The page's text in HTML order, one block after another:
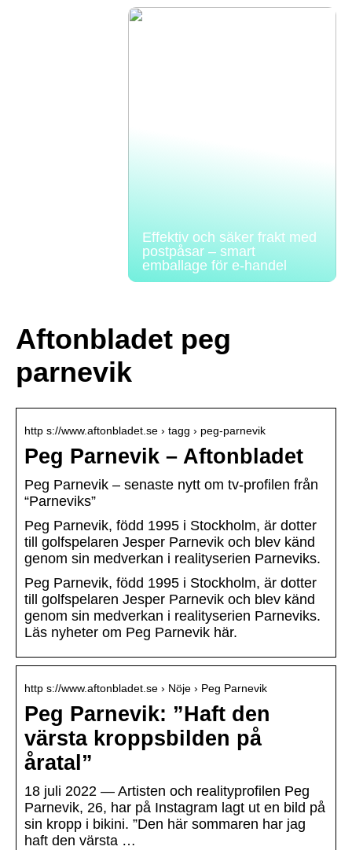
Effektiv och säker frakt med
postpåsar – smart
emballage för e-handel
Aftonbladet peg
parnevik
http s://www.aftonbladet.se › tagg › peg-parnevik
Peg Parnevik – Aftonbladet
Peg Parnevik – senaste nytt om tv-profilen från
“Parneviks”
Peg Parnevik, född 1995 i Stockholm, är dotter
till golfspelaren Jesper Parnevik och blev känd
genom sin medverkan i realityserien Parneviks.
Peg Parnevik, född 1995 i Stockholm, är dotter
till golfspelaren Jesper Parnevik och blev känd
genom sin medverkan i realityserien Parneviks.
Läs nyheter om Peg Parnevik här.
http s://www.aftonbladet.se › Nöje › Peg Parnevik
Peg Parnevik: ”Haft den
värsta kroppsbilden på
åratal”
18 juli 2022 — Artisten och realityprofilen Peg
Parnevik, 26, har på Instagram lagt ut en bild på
sin kropp i bikini. ”Den här sommaren har jag
haft den värsta …